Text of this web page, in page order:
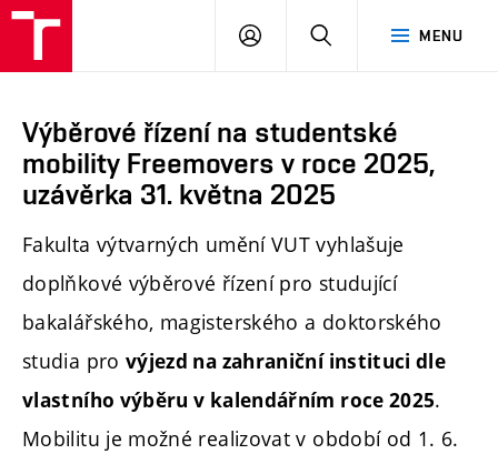
MENU
PŘIHLÁSIT
Výběrové řízení na studentské
mobility Freemovers v roce 2025,
uzávěrka 31. května 2025
Fakulta výtvarných umění VUT vyhlašuje
doplňkové výběrové řízení pro studující
bakalářského, magisterského a doktorského
studia pro výjezd na zahraniční instituci dle
vlastního výběru v kalendářním roce 2025.
Mobilitu je možné realizovat v období od 1. 6.